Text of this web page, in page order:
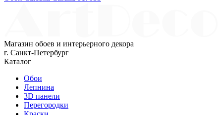
Магазин обоев и интерьерного декора
г. Санкт-Петербург
Каталог
Обои
Лепнина
3D панели
Перегородки